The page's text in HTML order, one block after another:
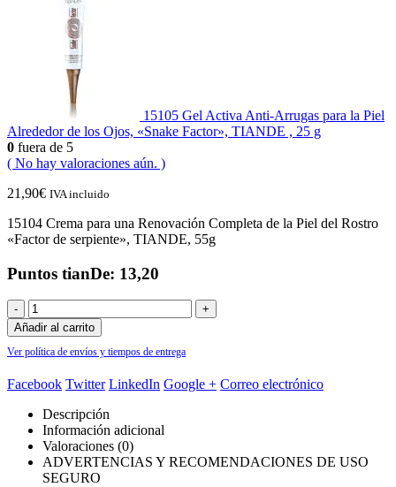
15105 Gel Activa Anti-Arrugas para la Piel
Alrededor de los Ojos, «Snake Factor», TIANDE , 25 g
0 fuera de 5
( No hay valoraciones aún. )
21,90€ IVA incluido
15104 Crema para una Renovación Completa de la Piel del Rostro
«Factor de serpiente», TIANDE, 55g
Puntos tianDe: 13,20
-
+
Añadir al carrito
Ver política de envíos y tiempos de entrega
Facebook Twitter LinkedIn Google + Correo electrónico
Descripción
Información adicional
Valoraciones (0)
ADVERTENCIAS Y RECOMENDACIONES DE USO
SEGURO